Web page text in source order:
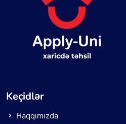
Keçidlər
Haqqımızda